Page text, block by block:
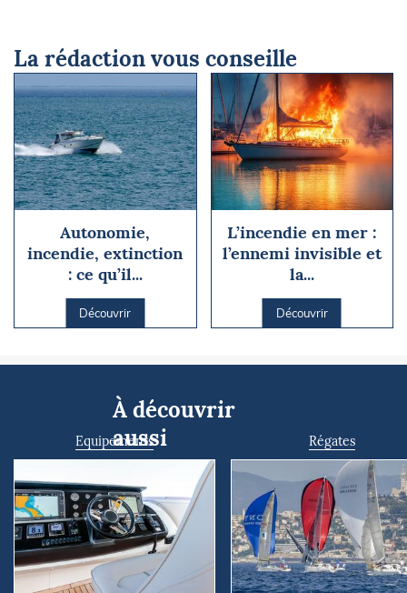
La rédaction vous conseille
Autonomie,
incendie, extinction
: ce qu’il...
Découvrir
L’incendie en mer :
l’ennemi invisible et
la...
Découvrir
À découvrir
aussi
Equipements Régates